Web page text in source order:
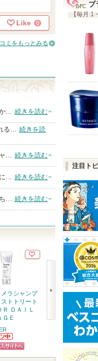
Like 0
ミをもっとみる
か… 続きを読む
る… 続きを読
… 続きを読む
に… 続きを読む
ち… 続きを読む
ラシャンプ
トトリート
Ｒ ＤＡＩＬ
ＧＥ
か
が
ッピン
5番 白玉グルタチ
ふりかけマスク
ナンバーズイン
ショッピン
グサイトへ
ブ
【毎月 1
注目ト